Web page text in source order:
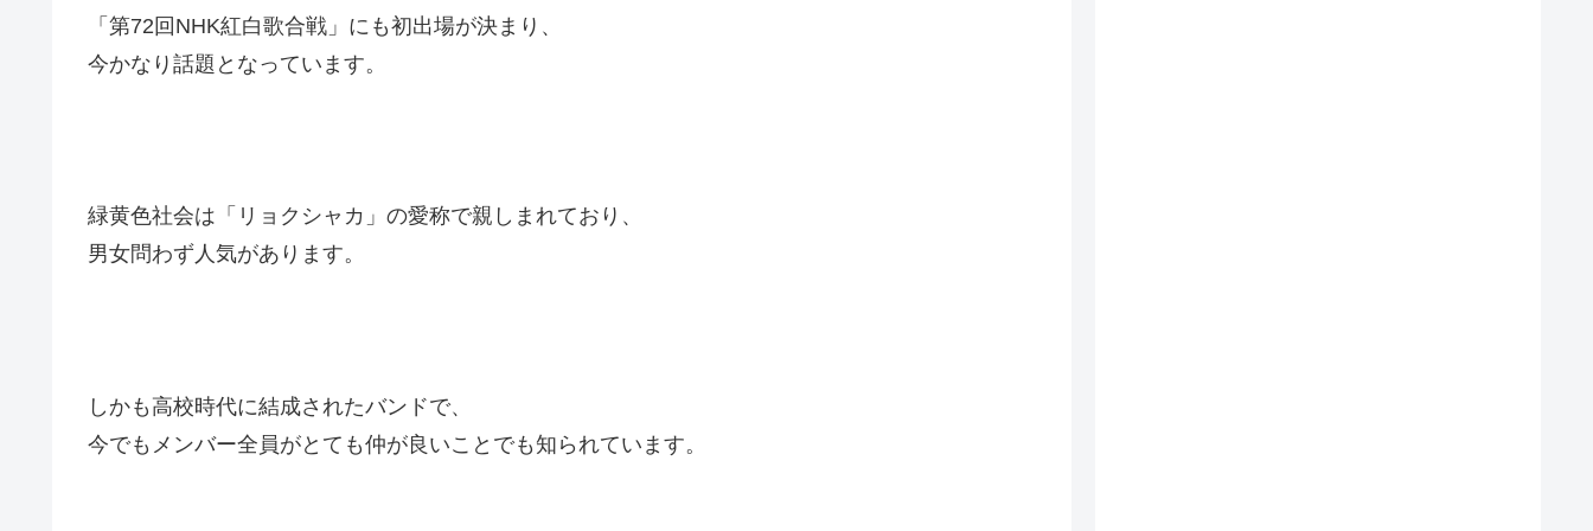
「第72回NHK紅白歌合戦」にも初出場が決まり、
今かなり話題となっています。
緑黄色社会は「リョクシャカ」の愛称で親しまれており、
男女問わず人気があります。
しかも高校時代に結成されたバンドで、
今でもメンバー全員がとても仲が良いことでも知られています。